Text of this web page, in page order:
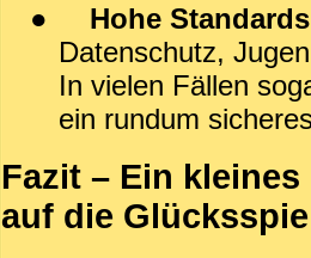
●
Hohe
Datenschutz,
In vielen Fällen
ein rundum
Fazit – Ein
auf die